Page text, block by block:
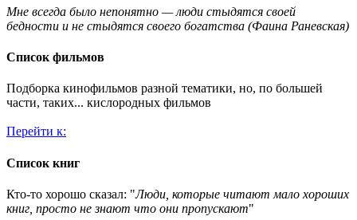
Мне всегда было непонятно — люди стыдятся своей
бедности и не стыдятся своего богатства (Фаина Раневская)
Список фильмов
Подборка кинофильмов разной тематики, но, по большей
части, таких... кислородных фильмов
Перейти к:
Список книг
Кто-то хорошо сказал: "Люди, которые читают мало хороших
книг, просто не знают что они пропускают"